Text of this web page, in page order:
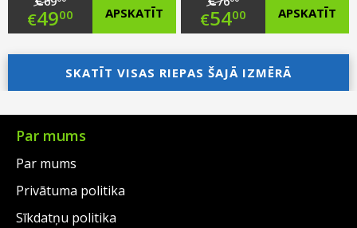
Original
price
was:
€69.00.
€4900
Current
price
is:
€49.00.
APSKATĪT
Original
price
was:
€76.00.
€5400
Current
price
is:
APSKATĪT
SKATĪT VISAS RIEPAS ŠAJĀ IZMĒRĀ
Par mums
Par mums
Privātuma politika
Sīkdatņu politika